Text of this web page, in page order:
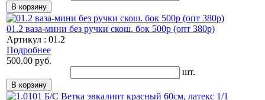
01.2 ваза-мини без ручки скош. бок 500р (опт 380р)
Артикул : 01.2
Подробнее
500.00 руб.
шт.